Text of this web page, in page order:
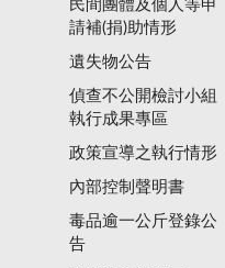
民間團體及個人等申
請補(捐)助情形
遺失物公告
偵查不公開檢討小組
執行成果專區
政策宣導之執行情形
內部控制聲明書
毒品逾一公斤登錄公
告